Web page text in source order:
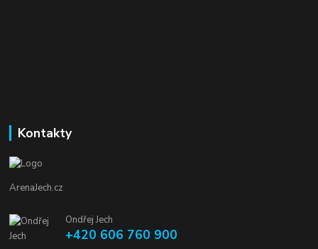
Kontakty
ArenaJech.cz
Ondřej Jech
+420 606 760 900